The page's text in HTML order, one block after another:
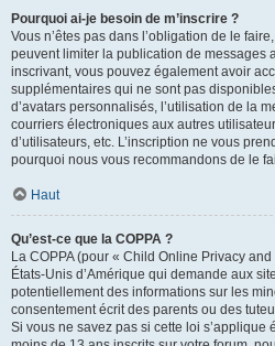
Pourquoi ai-je besoin de m’inscrire ?
Vous n’êtes pas dans l’obligation de le
peuvent limiter la publication de messages
inscrivant, vous pouvez également avoir
supplémentaires qui ne sont pas
d’avatars personnalisés, l’utilisation de la
courriers électroniques aux autres
d’utilisateurs, etc. L’inscription ne vous
pourquoi nous vous recommandons de le
Haut
Qu’est-ce que la COPPA ?
La COPPA (pour « Child Online Privacy
États-Unis d’Amérique qui demande aux
potentiellement des informations sur les
consentement écrit des parents ou des
Si vous ne savez pas si cette loi s’applique